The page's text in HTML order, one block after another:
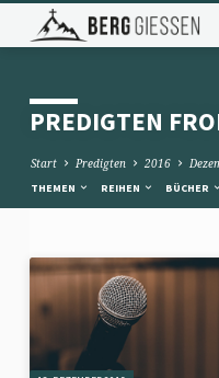
PREDIGTEN
Start Predigten 2016
THEMEN REIHEN BÜCHER
PREDIGTEN
FROM
DEZEMBER
2016